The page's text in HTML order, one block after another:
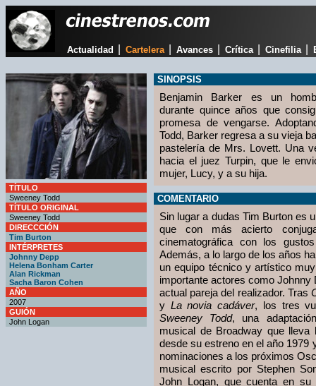
Actualidad Cartelera Avances Crítica Cinefilia
TÍTULO
Sweeney Todd
TÍTULO ORIGINAL
Sweeney Todd
DIRECCCIÓN
Tim Burton
INTÉRPRETES
Johnny Depp
Helena Bonham Carter
Alan Rickman
Sacha Baron Cohen
AÑO
2007
GUIÓN
John Logan
SINOPSIS
Benjamin Barker es un
durante quince años que
promesa de vengarse.
Todd, Barker regresa a su vieja
pastelería de Mrs. Lovett. Una
hacia el juez Turpin, que le
mujer, Lucy, y a su hija.
COMENTARIO
Sin lugar a dudas Tim Burton es
que con más acierto
cinematográfica con los
Además, a lo largo de los años
un equipo técnico y artístico
importante actores como
actual pareja del realizador. Tras
y La novia cadáver, los tres
Sweeney Todd, una
musical de Broadway que lleva
desde su estreno en el año 1979
nominaciones a los próximos
musical escrito por Stephen
John Logan, que cuenta en